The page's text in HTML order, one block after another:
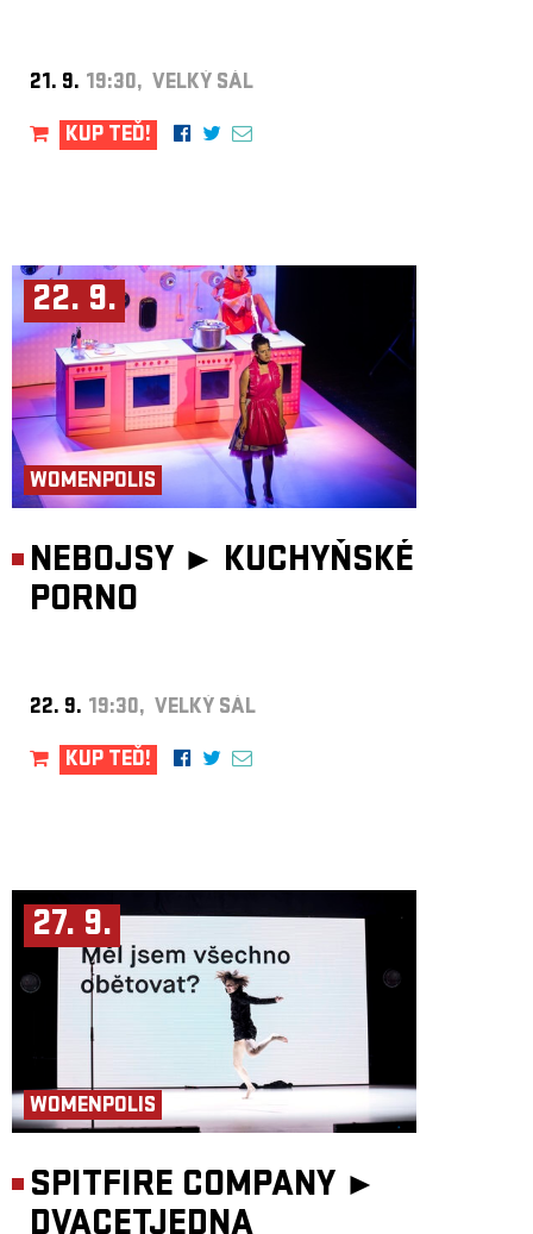
21. 9. 19:30, VELKÝ SÁL
KUP TEĎ!
22. 9.
WOMENPOLIS
NEBOJSY ► KUCHYŇSKÉ
PORNO
22. 9. 19:30, VELKÝ SÁL
KUP TEĎ!
27. 9.
WOMENPOLIS
SPITFIRE COMPANY ►